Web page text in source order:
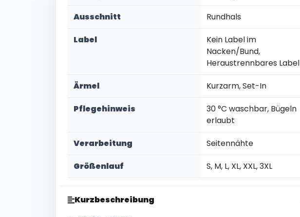
Ausschnitt Rundhals
Label
Kein Label im
Nacken/Bund,
Heraustrennbares Label
Ärmel Kurzarm, Set-In
Pflegehinweis
30 °C waschbar, Bügeln
erlaubt
Verarbeitung Seitennähte
Größenlauf S, M, L, XL, XXL, 3XL
Kurzbeschreibung